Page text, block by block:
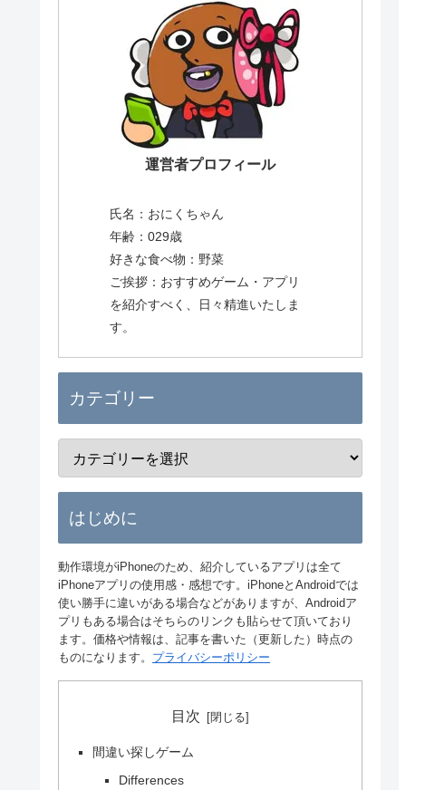
運営者プロフィール
氏名：おにくちゃん
年齢：029歳
好きな食べ物：野菜
ご挨拶：おすすめゲーム・アプリ
を紹介すべく、日々精進いたしま
す。
カテゴリー
はじめに
動作環境がiPhoneのため、紹介しているアプリは全て
iPhoneアプリの使用感・感想です。iPhoneとAndroidでは
使い勝手に違いがある場合などがありますが、Androidア
プリもある場合はそちらのリンクも貼らせて頂いており
ます。価格や情報は、記事を書いた（更新した）時点の
ものになります。 プライバシーポリシー
目次
間違い探しゲーム
Differences